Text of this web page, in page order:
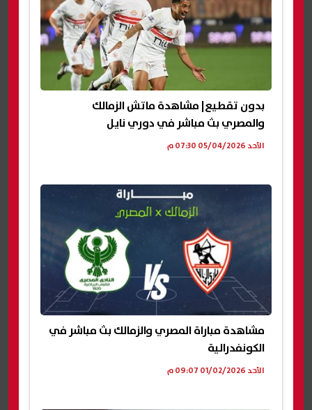
بدون تقطيع| مشاهدة ماتش الزمالك
والمصري بث مباشر في دوري نايل
الأحد 05/04/2026 07:30 م
مشاهدة مباراة المصري والزمالك بث مباشر في
الكونفدرالية
الأحد 01/02/2026 09:07 م